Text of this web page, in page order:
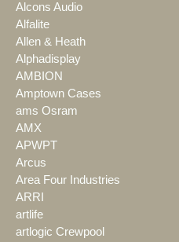
Alcons Audio
Alfalite
Allen & Heath
Alphadisplay
AMBION
Amptown Cases
ams Osram
AMX
APWPT
Arcus
Area Four Industries
ARRI
artlife
artlogic Crewpool